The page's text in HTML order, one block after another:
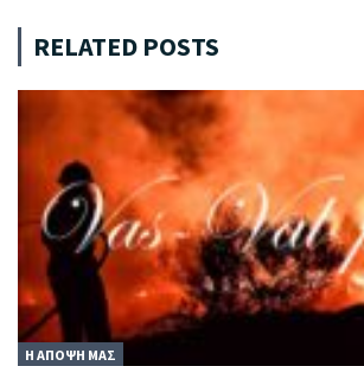
RELATED POSTS
Η ΑΠΟΨΗ ΜΑΣ